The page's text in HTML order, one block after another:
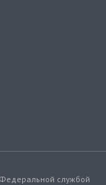
службой